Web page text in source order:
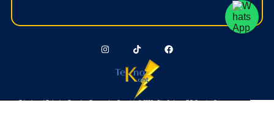
Teknokont.cl Todos Los Derechos Reservados. Copyright © 2026 - Diseñado por RC Creative Systems